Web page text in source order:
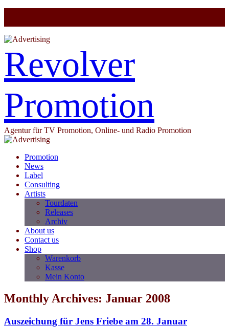
Revolver
Promotion
Agentur für TV Promotion, Online- und Radio Promotion
Promotion
News
Label
Consulting
Artists
Tourdaten
Releases
Archiv
About us
Contact us
Shop
Warenkorb
Kasse
Mein Konto
Monthly Archives: Januar 2008
Auszeichung für Jens Friebe am 28. Januar